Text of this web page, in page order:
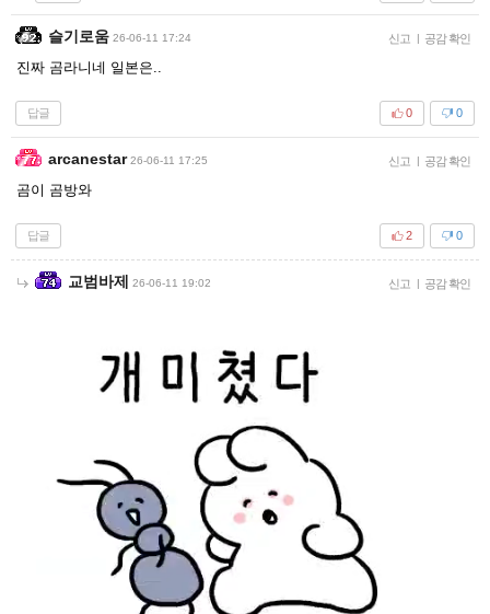
슬기로움 26-06-11 17:24 신고 | 공감 확인
진짜 곰라니네 일본은..
답글 0
0
arcanestar 26-06-11 17:25 신고 | 공감 확인
곰이 곰방와
답글 0
2
교범바제 26-06-11 19:02 신고 | 공감 확인